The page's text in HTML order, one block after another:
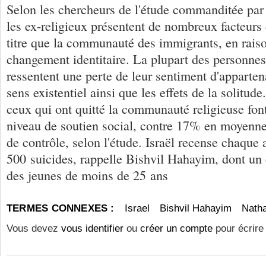
Selon les chercheurs de l'étude commanditée
les ex-religieux présentent de nombreux
titre que la communauté des immigrants, en
changement identitaire. La plupart des
ressentent une perte de leur sentiment
sens existentiel ainsi que les effets de la
ceux qui ont quitté la communauté religieuse
niveau de soutien social, contre 17% en
de contrôle, selon l'étude. Israël recense chaque
500 suicides, rappelle Bishvil Hahayim, dont un
des jeunes de moins de 25 ans
TERMES CONNEXES : Israel Bishvil Hahayim
Vous devez vous identifier ou créer un compte pour